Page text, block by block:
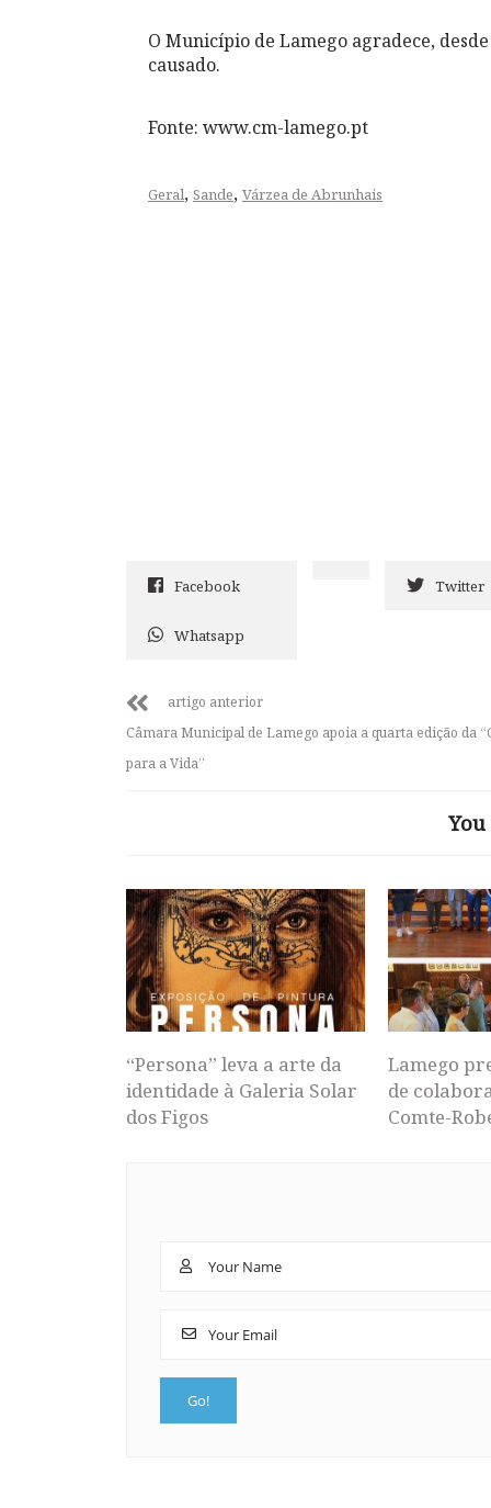
O Município de Lamego agradece,
causado.
Fonte: www.cm-lamego.pt
Geral, Sande, Várzea de Abrunhais
Facebook Twitter
Whatsapp
artigo anterior
Câmara Municipal de Lamego apoia a quarta edição da
para a Vida”
“Persona” leva a arte da
identidade à Galeria Solar
dos Figos
Lamego
de
Comte-